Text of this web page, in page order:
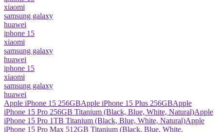
xiaomi
samsung galaxy
huawei
iphone 15
xiaomi
samsung galaxy
huawei
iphone 15
xiaomi
samsung galaxy
huawei
Apple iPhone 15 256GBApple iPhone 15 Plus 256GBApple
iPhone 15 Pro 256GB Titanium (Black, Blue, White, Natural)Apple
iPhone 15 Pro 1TB Titanium (Black, Blue, White, Natural)Apple
iPhone 15 Pro Max 512GB Titanium (Black, Blue, White,